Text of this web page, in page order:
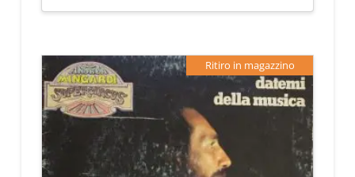
Ritiro in magazzino